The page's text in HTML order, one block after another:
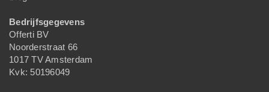
Bedrijfsgegevens
Offerti BV
Noorderstraat 66
1017 TV Amsterdam
Kvk: 50196049